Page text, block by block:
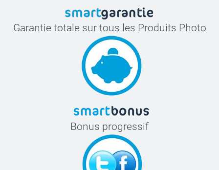
Garantie totale sur tous les Produits Photo
Bonus progressif